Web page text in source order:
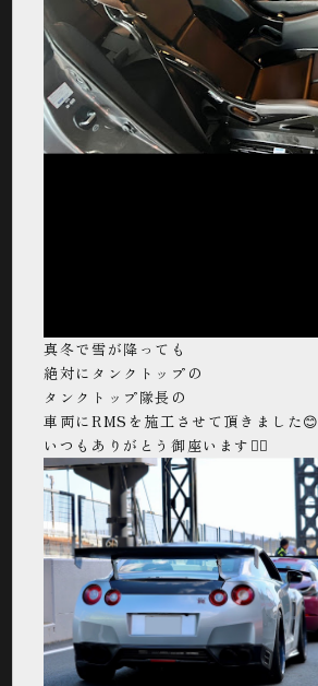
真冬で雪が降っても
絶対にタンクトップの
タンクトップ隊長の
車両にRMSを施工させて頂きました😊
いつもありがとう御座います🙇‍♂️